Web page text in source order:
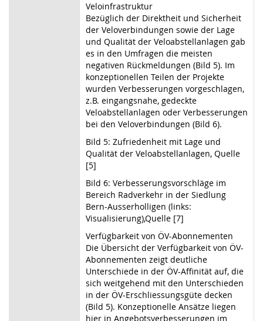
Veloinfrastruktur
Bezüglich der Direktheit und Sicherheit
der Veloverbindungen sowie der Lage
und Qualität der Veloabstellanlagen gab
es in den Umfragen die meisten
negativen Rückmeldungen (Bild 5). Im
konzeptionellen Teilen der Projekte
wurden Verbesserungen vorgeschlagen,
z.B. eingangsnahe, gedeckte
Veloabstellanlagen oder Verbesserungen
bei den Veloverbindungen (Bild 6).
Bild 5: Zufriedenheit mit Lage und
Qualität der Veloabstellanlagen, Quelle
[5]
Bild 6: Verbesserungsvorschläge im
Bereich Radverkehr in der Siedlung
Bern-Ausserholligen (links:
Visualisierung),Quelle [7]
Verfügbarkeit von ÖV-Abonnementen
Die Übersicht der Verfügbarkeit von ÖV-
Abonnementen zeigt deutliche
Unterschiede in der ÖV-Affinität auf, die
sich weitgehend mit den Unterschieden
in der ÖV-Erschliessungsgüte decken
(Bild 5). Konzeptionelle Ansätze liegen
hier in Angebotsverbesserungen im